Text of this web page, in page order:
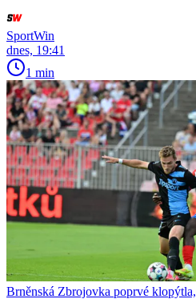
SportWin
dnes, 19:41
1 min
Brněnská Zbrojovka poprvé